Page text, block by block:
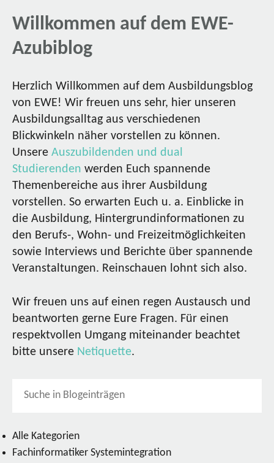
Willkommen auf dem EWE-
Azubiblog
Herzlich Willkommen auf dem Ausbildungsblog
von EWE! Wir freuen uns sehr, hier unseren
Ausbildungsalltag aus verschiedenen
Blickwinkeln näher vorstellen zu können.
Unsere Auszubildenden und dual
Studierenden werden Euch spannende
Themenbereiche aus ihrer Ausbildung
vorstellen. So erwarten Euch u. a. Einblicke in
die Ausbildung, Hintergrundinformationen zu
den Berufs-, Wohn- und Freizeitmöglichkeiten
sowie Interviews und Berichte über spannende
Veranstaltungen. Reinschauen lohnt sich also.
Wir freuen uns auf einen regen Austausch und
beantworten gerne Eure Fragen. Für einen
respektvollen Umgang miteinander beachtet
bitte unsere Netiquette.
Alle Kategorien
Fachinformatiker Systemintegration